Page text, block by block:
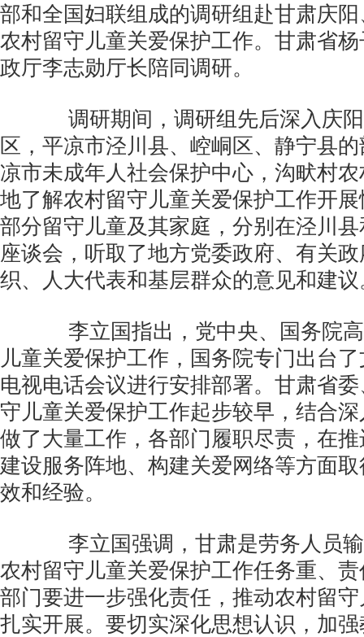
部和全国妇联组成的调研组赴甘肃庆
农村留守儿童关爱保护工作。甘肃省
政厅李志勋厅长陪同调研。
调研期间，调研组先后深入庆阳
区，平凉市泾川县、崆峒区、静宁县
凉市未成年人社会保护中心，沟畎村
地了解农村留守儿童关爱保护工作开
部分留守儿童及其家庭，分别在泾川
座谈会，听取了地方党委政府、有关
织、人大代表和基层群众的意见和建议
李立国指出，党中央、国务院高
儿童关爱保护工作，国务院专门出台
电视电话会议进行安排部署。甘肃省
守儿童关爱保护工作起步较早，结合
做了大量工作，各部门履职尽责，在
建设服务阵地、构建关爱网络等方面
效和经验。
李立国强调，甘肃是劳务人员输
农村留守儿童关爱保护工作任务重、
部门要进一步强化责任，推动农村留
扎实开展。要切实深化思想认识，加